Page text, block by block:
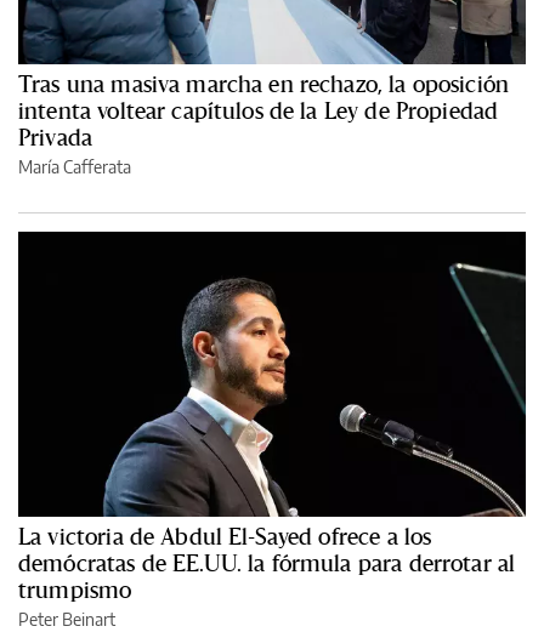
Tras una masiva marcha en rechazo, la oposición
intenta voltear capítulos de la Ley de Propiedad
Privada
María Cafferata
La victoria de Abdul El-Sayed ofrece a los
demócratas de EE.UU. la fórmula para derrotar al
trumpismo
Peter Beinart